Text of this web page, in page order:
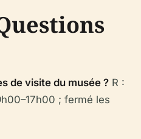
de visite du musée ? R :
; fermé les